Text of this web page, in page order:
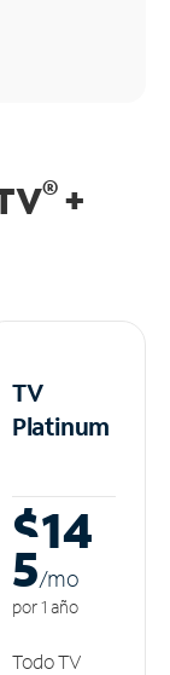
®+
TV
Platinum
$14
5/mo
por 1 año
Todo TV